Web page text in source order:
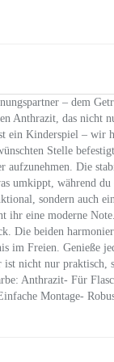
– dem
Anthrazit, das nicht
ein Kinderspiel – wir
Stelle
aufzunehmen. Die
umkippt, während
sondern auch
ihr eine moderne
Die beiden
im Freien. Genieße
nicht nur praktisch,
Anthrazit- Für
Montage-